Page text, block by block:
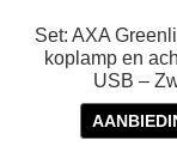
Set: AXA
koplamp en
USB –